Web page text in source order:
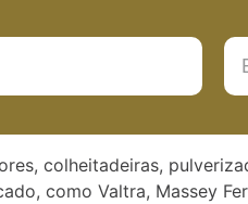
colheitadeiras,
como Valtra, Massey